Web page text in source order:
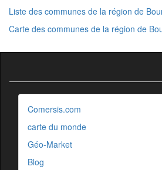
Liste des communes de la région de
Carte des communes de la région de
Comersis.com
carte du monde
Géo-Market
Blog